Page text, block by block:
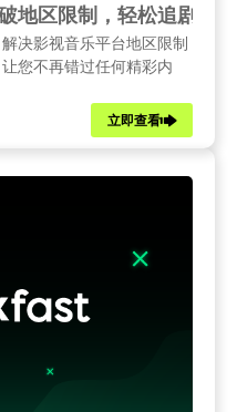
地区限制，轻松追剧看
决影视音乐平台地区限制
您不再错过任何精彩内
立即查看